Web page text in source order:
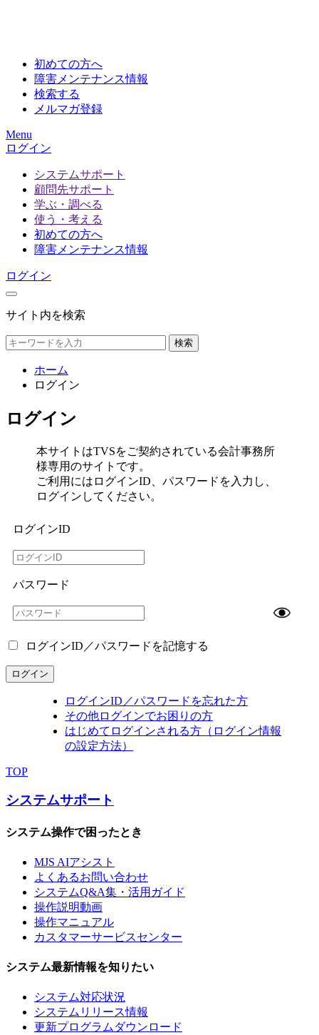
初めての方へ
障害メンテナンス情報
検索する
メルマガ登録
Menu
ログイン
システムサポート
顧問先サポート
学ぶ・調べる
使う・考える
初めての方へ
障害メンテナンス情報
ログイン
サイト内を検索
検索
ホーム
ログイン
ログイン
本サイトはTVSをご契約されている会計事務所
様専用のサイトです。
ご利用にはログインID、パスワードを入力し、
ログインしてください。
ログインID
パスワード
ログインID／パスワードを記憶する
ログイン
ログインID／パスワードを忘れた方
その他ログインでお困りの方
はじめてログインされる方（ログイン情報
の設定方法）
TOP
システムサポート
システム操作で困ったとき
MJS AIアシスト
よくあるお問い合わせ
システムQ&A集・活用ガイド
操作説明動画
操作マニュアル
カスタマーサービスセンター
システム最新情報を知りたい
システム対応状況
システムリリース情報
更新プログラムダウンロード